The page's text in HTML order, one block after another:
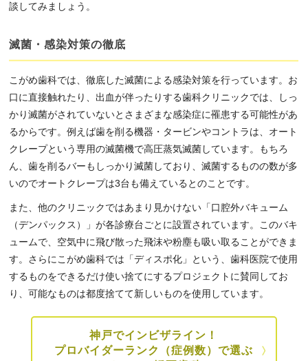
談してみましょう。
滅菌・感染対策の徹底
こがめ歯科では、徹底した滅菌による感染対策を行っています。お
口に直接触れたり、出血が伴ったりする歯科クリニックでは、しっ
かり滅菌がされていないとさまざまな感染症に罹患する可能性があ
るからです。例えば歯を削る機器・タービンやコントラは、オート
クレープという専用の滅菌機で高圧蒸気滅菌しています。もちろ
ん、歯を削るバーもしっかり滅菌しており、滅菌するものの数が多
いのでオートクレープは3台も備えているとのことです。
また、他のクリニックではあまり見かけない「口腔外バキューム
（デンパックス）」が各診療台ごとに設置されています。このバキ
ュームで、空気中に飛び散った飛沫や粉塵も吸い取ることができま
す。さらにこがめ歯科では「ディスポ化」という、歯科医院で使用
するものをできるだけ使い捨てにするプロジェクトに賛同してお
り、可能なものは都度捨てて新しいものを使用しています。
神戸でインビザライン！
プロバイダーランク（症例数）で選ぶ